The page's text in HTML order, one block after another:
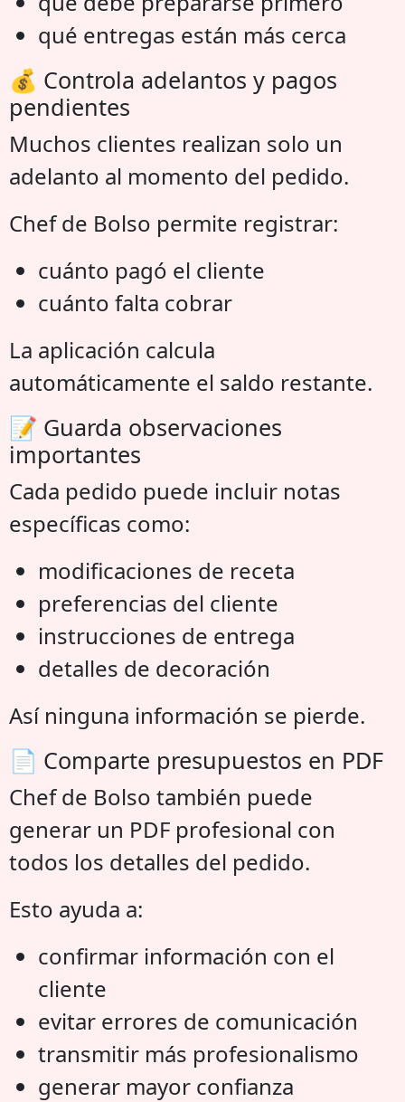
qué entregas están más cerca
💰 Controla adelantos y pagos
pendientes
Muchos clientes realizan solo un
adelanto al momento del pedido.
Chef de Bolso permite registrar:
cuánto pagó el cliente
cuánto falta cobrar
La aplicación calcula
automáticamente el saldo restante.
📝 Guarda observaciones
importantes
Cada pedido puede incluir notas
específicas como:
modificaciones de receta
preferencias del cliente
instrucciones de entrega
detalles de decoración
Así ninguna información se pierde.
📄 Comparte presupuestos en PDF
Chef de Bolso también puede
generar un PDF profesional con
todos los detalles del pedido.
Esto ayuda a:
confirmar información con el
cliente
evitar errores de comunicación
transmitir más profesionalismo
generar mayor confianza